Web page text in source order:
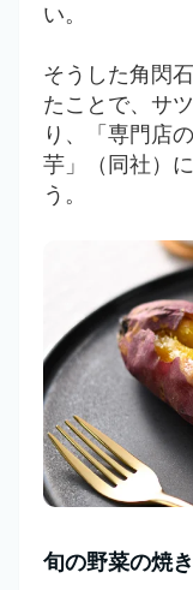
い。
そうした角閃
たことで、サ
り、「 専門店
芋」（同社）
う。
旬の野菜の焼